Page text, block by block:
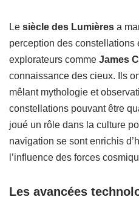
Le siècle des Lumières a
perception des constellations
explorateurs comme James
connaissance des cieux. Ils
mêlant mythologie et
constellations pouvant être
joué un rôle dans la culture
navigation se sont enrichis
l’influence des forces
Les avancées